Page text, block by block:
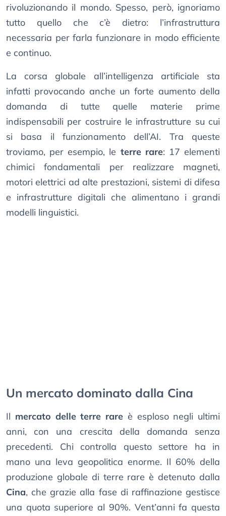
rivoluzionando il mondo. Spesso, però, ignoriamo
tutto quello che c’è dietro: l’infrastruttura
necessaria per farla funzionare in modo efficiente
e continuo.
La corsa globale all’intelligenza artificiale sta
infatti provocando anche un forte aumento della
domanda di tutte quelle materie prime
indispensabili per costruire le infrastrutture su cui
si basa il funzionamento dell’AI. Tra queste
troviamo, per esempio, le terre rare: 17 elementi
chimici fondamentali per realizzare magneti,
motori elettrici ad alte prestazioni, sistemi di difesa
e infrastrutture digitali che alimentano i grandi
modelli linguistici.
Un mercato dominato dalla Cina
Il mercato delle terre rare è esploso negli ultimi
anni, con una crescita della domanda senza
precedenti. Chi controlla questo settore ha in
mano una leva geopolitica enorme. Il 60% della
produzione globale di terre rare è detenuto dalla
Cina, che grazie alla fase di raffinazione gestisce
una quota superiore al 90%. Vent’anni fa questa